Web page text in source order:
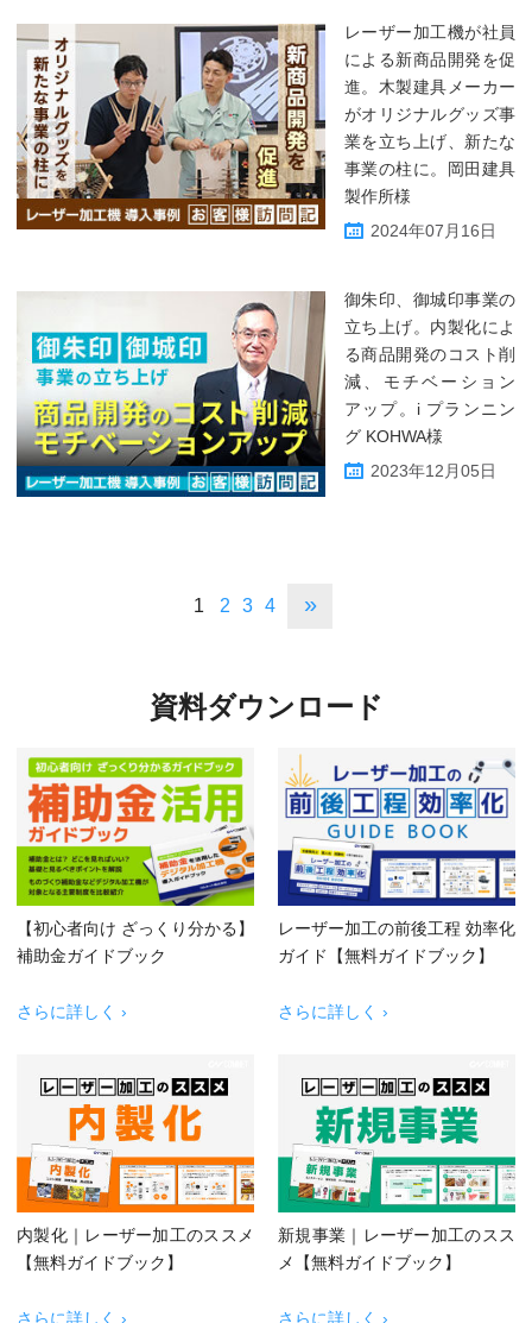
レーザー加工機が社員
による新商品開発を促
進。木製建具メーカー
がオリジナルグッズ事
業を立ち上げ、新たな
事業の柱に。岡田建具
製作所様
2024年07月16日
御朱印、御城印事業の
立ち上げ。内製化によ
る商品開発のコスト削
減、モチベーション
アップ。i プランニン
グ KOHWA様
2023年12月05日
1 2 3 4 »
資料ダウンロード
【初心者向け ざっくり分かる】
補助金ガイドブック
さらに詳しく ›
レーザー加工の前後工程 効率化
ガイド【無料ガイドブック】
さらに詳しく ›
内製化｜レーザー加工のススメ
【無料ガイドブック】
さらに詳しく ›
新規事業｜レーザー加工のスス
メ【無料ガイドブック】
さらに詳しく ›